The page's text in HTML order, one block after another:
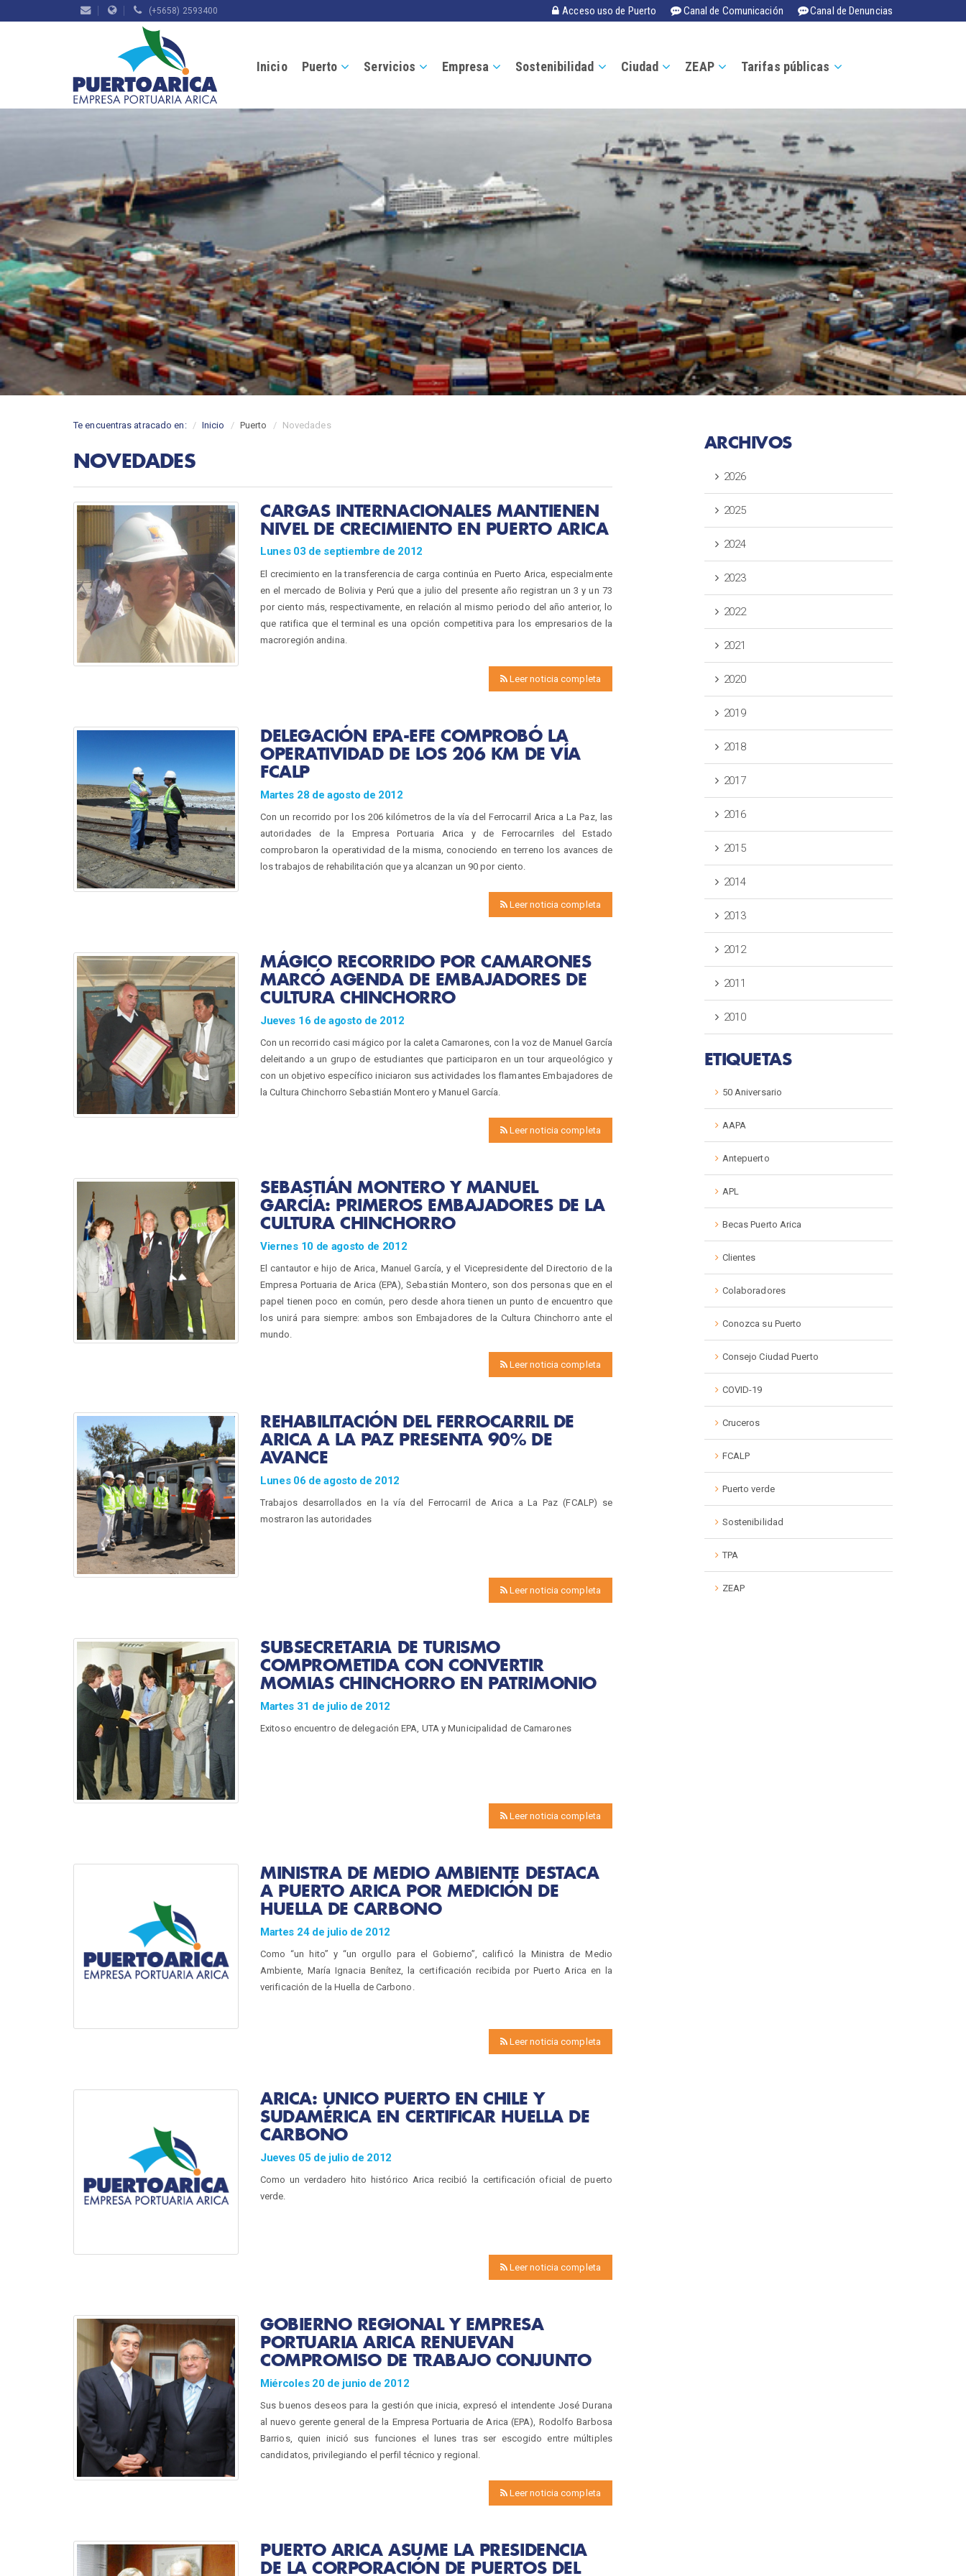
(+5658) 2593400 Acceso uso de Puerto Canal de Comunicación Canal de Denuncias
Inicio Puerto Servicios Empresa Sostenibilidad Ciudad ZEAP Tarifas públicas
Te encuentras atracado en: Inicio Puerto Novedades
NOVEDADES
CARGAS INTERNACIONALES MANTIENEN
NIVEL DE CRECIMIENTO EN PUERTO ARICA
Lunes 03 de septiembre de 2012
El crecimiento en la transferencia de carga continúa en Puerto Arica, especialmente
en el mercado de Bolivia y Perú que a julio del presente año registran un 3 y un 73
por ciento más, respectivamente, en relación al mismo periodo del año anterior, lo
que ratifica que el terminal es una opción competitiva para los empresarios de la
macroregión andina.
Leer noticia completa
DELEGACIÓN EPA-EFE COMPROBÓ LA
OPERATIVIDAD DE LOS 206 KM DE VÍA
FCALP
Martes 28 de agosto de 2012
Con un recorrido por los 206 kilómetros de la vía del Ferrocarril Arica a La Paz, las
autoridades de la Empresa Portuaria Arica y de Ferrocarriles del Estado
comprobaron la operatividad de la misma, conociendo en terreno los avances de
los trabajos de rehabilitación que ya alcanzan un 90 por ciento.
Leer noticia completa
MÁGICO RECORRIDO POR CAMARONES
MARCÓ AGENDA DE EMBAJADORES DE
CULTURA CHINCHORRO
Jueves 16 de agosto de 2012
Con un recorrido casi mágico por la caleta Camarones, con la voz de Manuel García
deleitando a un grupo de estudiantes que participaron en un tour arqueológico y
con un objetivo específico iniciaron sus actividades los flamantes Embajadores de
la Cultura Chinchorro Sebastián Montero y Manuel García.
Leer noticia completa
SEBASTIÁN MONTERO Y MANUEL
GARCÍA: PRIMEROS EMBAJADORES DE LA
CULTURA CHINCHORRO
Viernes 10 de agosto de 2012
El cantautor e hijo de Arica, Manuel García, y el Vicepresidente del Directorio de la
Empresa Portuaria de Arica (EPA), Sebastián Montero, son dos personas que en el
papel tienen poco en común, pero desde ahora tienen un punto de encuentro que
los unirá para siempre: ambos son Embajadores de la Cultura Chinchorro ante el
mundo.
Leer noticia completa
REHABILITACIÓN DEL FERROCARRIL DE
ARICA A LA PAZ PRESENTA 90% DE
AVANCE
Lunes 06 de agosto de 2012
Trabajos desarrollados en la vía del Ferrocarril de Arica a La Paz (FCALP) se
mostraron las autoridades
Leer noticia completa
SUBSECRETARIA DE TURISMO
COMPROMETIDA CON CONVERTIR
MOMIAS CHINCHORRO EN PATRIMONIO
Martes 31 de julio de 2012
Exitoso encuentro de delegación EPA, UTA y Municipalidad de Camarones
Leer noticia completa
MINISTRA DE MEDIO AMBIENTE DESTACA
A PUERTO ARICA POR MEDICIÓN DE
HUELLA DE CARBONO
Martes 24 de julio de 2012
Como “un hito” y “un orgullo para el Gobierno”, calificó la Ministra de Medio
Ambiente, María Ignacia Benítez, la certificación recibida por Puerto Arica en la
verificación de la Huella de Carbono.
Leer noticia completa
ARICA: UNICO PUERTO EN CHILE Y
SUDAMÉRICA EN CERTIFICAR HUELLA DE
CARBONO
Jueves 05 de julio de 2012
Como un verdadero hito histórico Arica recibió la certificación oficial de puerto
verde.
Leer noticia completa
GOBIERNO REGIONAL Y EMPRESA
PORTUARIA ARICA RENUEVAN
COMPROMISO DE TRABAJO CONJUNTO
Miércoles 20 de junio de 2012
Sus buenos deseos para la gestión que inicia, expresó el intendente José Durana
al nuevo gerente general de la Empresa Portuaria de Arica (EPA), Rodolfo Barbosa
Barrios, quien inició sus funciones el lunes tras ser escogido entre múltiples
candidatos, privilegiando el perfil técnico y regional.
Leer noticia completa
PUERTO ARICA ASUME LA PRESIDENCIA
DE LA CORPORACIÓN DE PUERTOS DEL
ARCHIVOS
2026
2025
2024
2023
2022
2021
2020
2019
2018
2017
2016
2015
2014
2013
2012
2011
2010
ETIQUETAS
50 Aniversario
AAPA
Antepuerto
APL
Becas Puerto Arica
Clientes
Colaboradores
Conozca su Puerto
Consejo Ciudad Puerto
COVID-19
Cruceros
FCALP
Puerto verde
Sostenibilidad
TPA
ZEAP